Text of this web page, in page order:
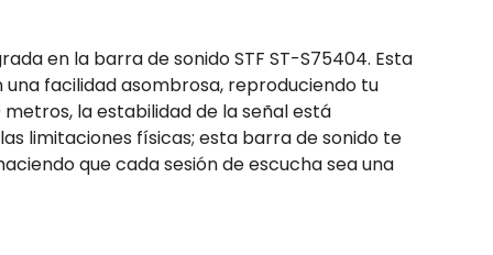
en la barra de sonido STF ST-S75404. Esta
facilidad asombrosa, reproduciendo tu
la estabilidad de la señal está
limitaciones físicas; esta barra de sonido te
que cada sesión de escucha sea una